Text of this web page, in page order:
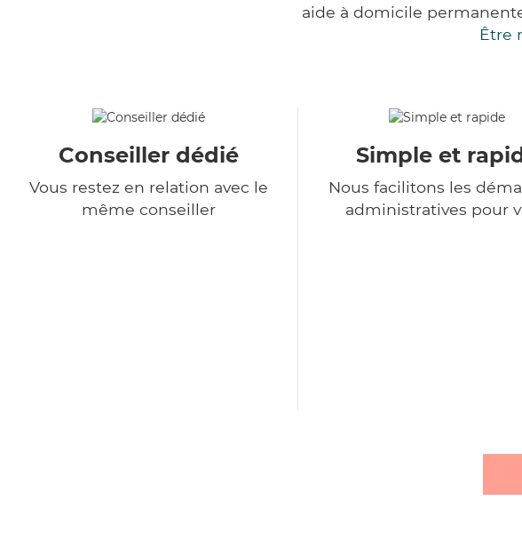
aide à domicile
Être
Conseiller dédié
Vous restez en relation avec le
même conseiller
Simple et
Nous facilitons les
administratives pour